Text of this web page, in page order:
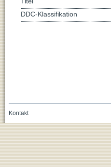
DDC-Klassifikation
Kontakt